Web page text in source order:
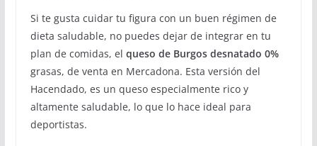
Si te gusta cuidar tu figura con un buen régimen de
dieta saludable, no puedes dejar de integrar en tu
plan de comidas, el queso de Burgos desnatado 0%
grasas, de venta en Mercadona. Esta versión del
Hacendado, es un queso especialmente rico y
altamente saludable, lo que lo hace ideal para
deportistas.